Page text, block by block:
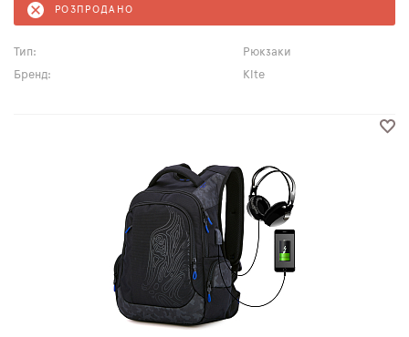
РОЗПРОДАНО
Тип:
Рюкзаки
Бренд:
Kite